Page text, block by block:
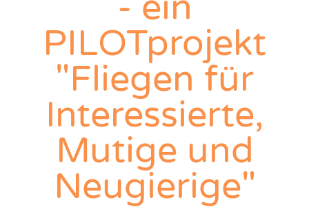
PILOTprojekt
"Fliegen für
Interessierte,
Mutige und
Neugierige"